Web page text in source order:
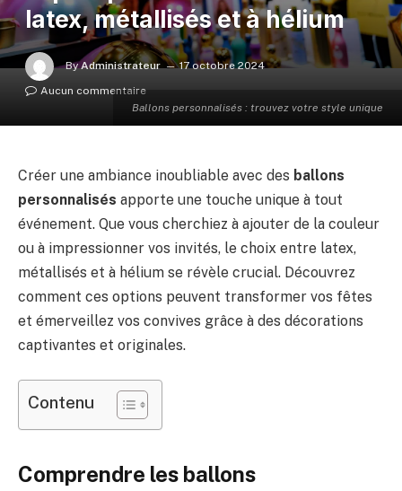
Ballons personnalisés : trouvez votre style unique
latex, métallisés et à hélium
By Administrateur
17 octobre 2024
Aucun commentaire
Créer une ambiance inoubliable avec des ballons
personnalisés apporte une touche unique à tout
événement. Que vous cherchiez à ajouter de la couleur
ou à impressionner vos invités, le choix entre latex,
métallisés et à hélium se révèle crucial. Découvrez
comment ces options peuvent transformer vos fêtes
et émerveillez vos convives grâce à des décorations
captivantes et originales.
Contenu
Comprendre les ballons